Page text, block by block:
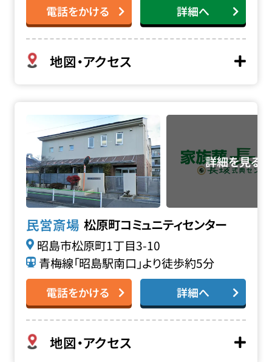
電話をかける 詳細へ
地図・アクセス
民営斎場 松原町コミュニティセンター
昭島市松原町1丁目3-10
青梅線「昭島駅南口」より徒歩約5分
電話をかける 詳細へ
地図・アクセス
松原町コミュニティセンターの詳細へ